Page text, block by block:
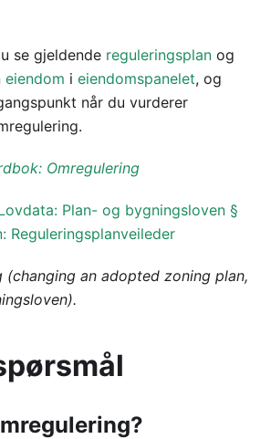
se gjeldende reguleringsplan og
eiendom i eiendomspanelet, og
når du vurderer
Omregulering
Plan- og bygningsloven §
Reguleringsplanveileder
(changing an adopted zoning plan,